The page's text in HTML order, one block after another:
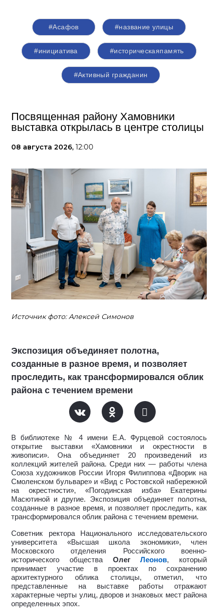
#Асафов #название улицы
#инициатива #историческаяпамять
#Активный гражданин
Посвященная району Хамовники
выставка открылась в центре столицы
08 августа 2026, 12:00
Источник фото: Алексей Симонов
Экспозиция объединяет полотна,
созданные в разное время, и позволяет
проследить, как трансформировался облик
района с течением времени
В библиотеке № 4 имени Е.А. Фурцевой состоялось
открытие выставки «Хамовники и окрестности в
живописи». Она объединяет 20 произведений из
коллекций жителей района. Среди них — работы члена
Союза художников России Игоря Филиппова «Дворик на
Смоленском бульваре» и «Вид с Ростовской набережной
на окрестности», «Погодинская изба» Екатерины
Масютиной и другие. Экспозиция объединяет полотна,
созданные в разное время, и позволяет проследить, как
трансформировался облик района с течением времени.
Советник ректора Национального исследовательского
университета «Высшая школа экономики», член
Московского отделения Российского военно-
исторического общества ОлегЛеонов, который
принимает участие в проектах по сохранению
архитектурного облика столицы, отметил, что
представленные на выставке работы отражают
характерные черты улиц, дворов и знаковых мест района
определенных эпох.